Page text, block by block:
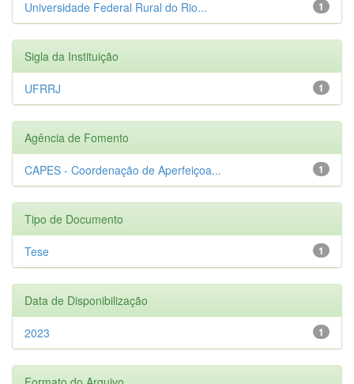
1
Universidade Federal Rural do Rio...
Sigla da Instituição
1
UFRRJ
Agência de Fomento
1
CAPES - Coordenação de Aperfeiçoa...
Tipo de Documento
1
Tese
Data de Disponibilização
1
2023